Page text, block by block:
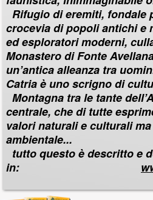
Rifugio di eremiti, fondale
crocevia di popoli antichi e
ed esploratori moderni,
Monastero di Fonte
un’antica alleanza tra
Catria è uno scrigno di
Montagna tra le tante
centrale, che di tutte
valori naturali e culturali
ambientale...
tutto questo è descritto e
in: